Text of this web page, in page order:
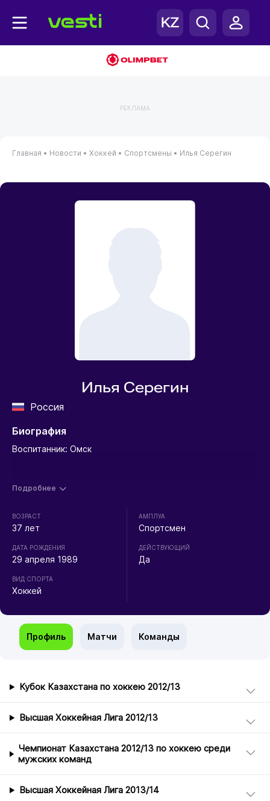
РЕКЛАМА
Главная • Новости • Хоккей • Спортсмены • Илья Серегин
Илья Серегин
Россия
Биография
Воспитанник: Омск
Подробнее
ВОЗРАСТ
37 лет
ДАТА РОЖДЕНИЯ
29 апреля 1989
ВИД СПОРТА
Хоккей
АМПЛУА
Спортсмен
ДЕЙСТВУЮЩИЙ
Да
Профиль Матчи Команды
Кубок Казахстана по хоккею 2012/13
Высшая Хоккейная Лига 2012/13
Чемпионат Казахстана 2012/13 по хоккею среди
мужских команд
Высшая Хоккейная Лига 2013/14